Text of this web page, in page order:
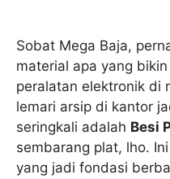
Sobat Mega Baja,
material apa yang
peralatan elektronik di
lemari arsip di kantor
seringkali adalah Besi
sembarang plat, lho.
yang jadi fondasi